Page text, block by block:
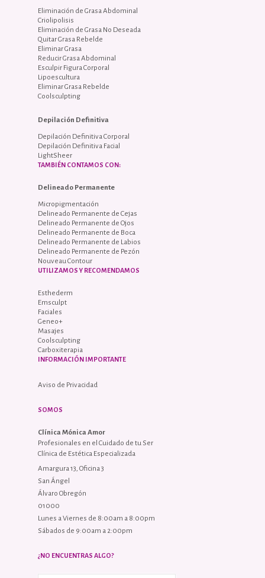
Eliminación de Grasa Abdominal
Criolipolisis
Eliminación de Grasa No Deseada
Quitar Grasa Rebelde
Eliminar Grasa
Reducir Grasa Abdominal
Esculpir Figura Corporal
Lipoescultura
Eliminar Grasa Rebelde
Coolsculpting
Depilación Definitiva
Depilación Definitiva Corporal
Depilación Definitiva Facial
LightSheer
TAMBIÉN CONTAMOS CON:
Delineado Permanente
Micropigmentación
Delineado Permanente de Cejas
Delineado Permanente de Ojos
Delineado Permanente de Boca
Delineado Permanente de Labios
Delineado Permanente de Pezón
Nouveau Contour
UTILIZAMOS Y RECOMENDAMOS
Esthederm
Emsculpt
Faciales
Geneo+
Masajes
Coolsculpting
Carboxiterapia
INFORMACIÓN IMPORTANTE
Aviso de Privacidad
SOMOS
Clínica Mónica Amor
Profesionales en el Cuidado de tu Ser
Clínica de Estética Especializada
Amargura 13, Oficina 3
San Ángel
Álvaro Obregón
01000
Lunes a Viernes de 8:00am a 8:00pm
Sábados de 9:00am a 2:00pm
¿NO ENCUENTRAS ALGO?